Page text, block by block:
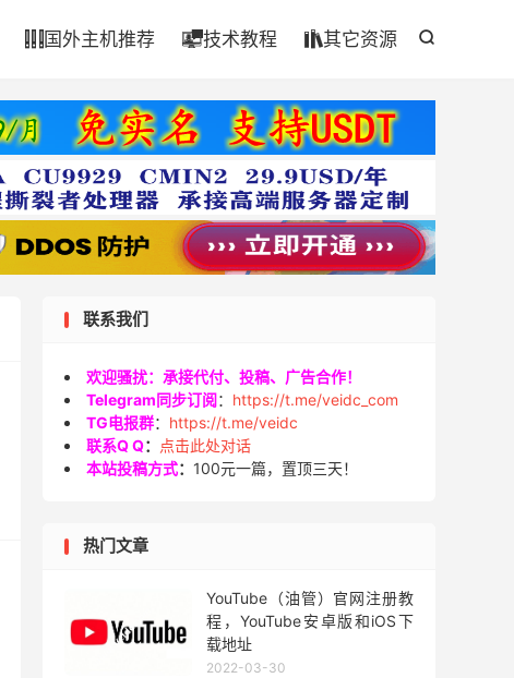

 国外主机推荐 技术教程 其它资源
联系我们
欢迎骚扰：承接代付、投稿、广告合作！
Telegram同步订阅： https://t.me/veidc_com
TG电报群： https://t.me/veidc
联系Q Q：
点击此处对话
本站投稿方式： 100元一篇，置顶三天！
热门文章
YouTube（油管）官网注册教
程，YouTube安卓版和iOS下
载地址
2022-03-30